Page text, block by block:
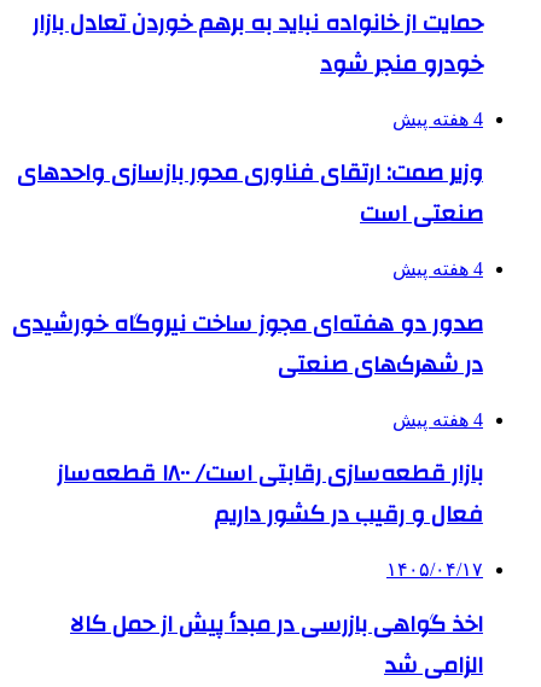
حمایت از خانواده نباید به برهم خوردن تعادل بازار
خودرو منجر شود
4 هفته پیش
وزیر صمت: ارتقای فناوری محور بازسازی واحدهای
صنعتی است
4 هفته پیش
صدور دو هفته‌ای مجوز ساخت نیروگاه خورشیدی
در شهرک‌های صنعتی
4 هفته پیش
بازار قطعه‌سازی رقابتی است/ ۱۸۰۰ قطعه‌ساز
فعال و رقیب در کشور داریم
۱۴۰۵/۰۴/۱۷
اخذ گواهی بازرسی در مبدأ پیش از حمل کالا
الزامی شد